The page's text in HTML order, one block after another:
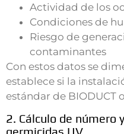
Actividad de los
Condiciones de
Riesgo de
contaminantes
Con estos datos se
establece si la
estándar de BIODUCT
2. Cálculo de número